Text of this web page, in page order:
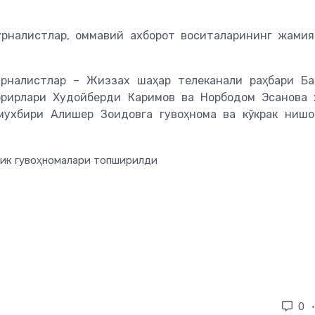
оммавий ахборот воситаларининг
– Жиззах шаҳар телеканали раҳбари
Худойберди Каримов ва Норбодом Эсанова
Алишер Зоидовга гувоҳнома ва кўкрак
0